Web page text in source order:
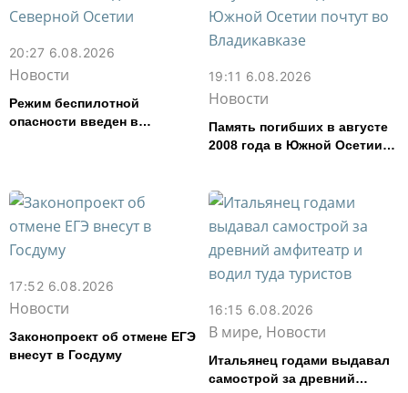
20:27 6.08.2026
Новости
Режим беспилотной
опасности введен в
19:11 6.08.2026
Новости
Память погибших в августе
2008 года в Южной Осетии
17:52 6.08.2026
Новости
Законопроект об отмене ЕГЭ
внесут в Госдуму
16:15 6.08.2026
В мире, Новости
Итальянец годами выдавал
самострой за древний